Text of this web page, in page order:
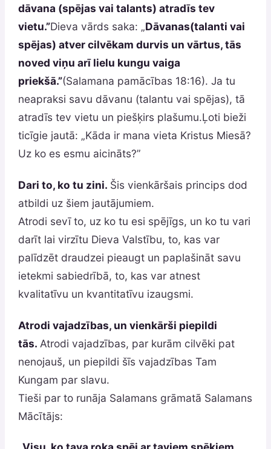
dāvana (spējas vai talants) atradīs tev
vietu.”Dieva vārds saka: „Dāvanas(talanti vai
spējas) atver cilvēkam durvis un vārtus, tās
noved viņu arī lielu kungu vaiga
priekšā.”(Salamana pamācības 18:16). Ja tu
neapraksi savu dāvanu (talantu vai spējas), tā
atradīs tev vietu un piešķirs plašumu.Ļoti bieži
ticīgie jautā: „Kāda ir mana vieta Kristus Miesā?
Uz ko es esmu aicināts?”
Dari to, ko tu zini. Šis vienkāršais princips dod
atbildi uz šiem jautājumiem.
Atrodi sevī to, uz ko tu esi spējīgs, un ko tu vari
darīt lai virzītu Dieva Valstību, to, kas var
palīdzēt draudzei pieaugt un paplašināt savu
ietekmi sabiedrībā, to, kas var atnest
kvalitatīvu un kvantitatīvu izaugsmi.
Atrodi vajadzības, un vienkārši piepildi
tās. Atrodi vajadzības, par kurām cilvēki pat
nenojauš, un piepildi šīs vajadzības Tam
Kungam par slavu.
Tieši par to runāja Salamans grāmatā Salamans
Mācītājs: